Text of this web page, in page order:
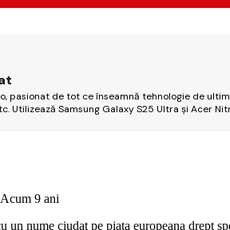
pasionat de tot ce înseamnă tehnologie de
Utilizează Samsung Galaxy S25 Ultra și Acer